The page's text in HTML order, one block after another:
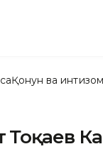
Қонун ва интизом
Тоқаев